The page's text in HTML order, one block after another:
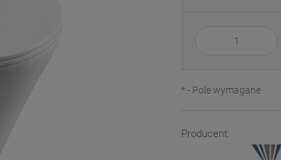
*- Pole wymagane
Producent: